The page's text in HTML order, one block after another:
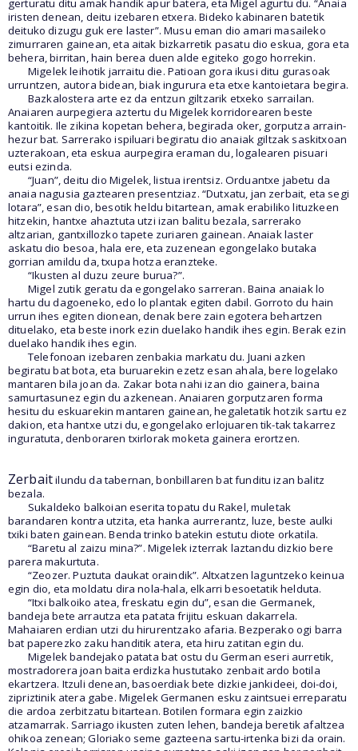
gerturatu ditu amak handik apur batera, eta Migel agurtu du. “Anaia
iristen denean, deitu izebaren etxera. Bideko kabinaren batetik
deituko dizugu guk ere laster”. Musu eman dio amari masaileko
zimurraren gainean, eta aitak bizkarretik pasatu dio eskua, gora eta
behera, birritan, hain berea duen alde egiteko gogo horrekin.
Migelek leihotik jarraitu die. Patioan gora ikusi ditu gurasoak
urruntzen, autora bidean, biak ingurura eta etxe kantoietara begira.
Bazkalostera arte ez da entzun giltzarik etxeko sarrailan.
Anaiaren aurpegiera aztertu du Migelek korridorearen beste
kantoitik. Ile zikina kopetan behera, begirada oker, gorputza arrain-
hezur bat. Sarrerako ispiluari begiratu dio anaiak giltzak saskitxoan
uzterakoan, eta eskua aurpegira eraman du, logalearen pisuari
eutsi ezinda.
“Juan”, deitu dio Migelek, listua irentsiz. Orduantxe jabetu da
anaia nagusia gaztearen presentziaz. “Dutxatu, jan zerbait, eta segi
lotara”, esan dio, besotik heldu bitartean, amak erabiliko lituzkeen
hitzekin, hantxe ahaztuta utzi izan balitu bezala, sarrerako
altzarian, gantxillozko tapete zuriaren gainean. Anaiak laster
askatu dio besoa, hala ere, eta zuzenean egongelako butaka
gorrian amildu da, txupa hotza eranzteke.
“Ikusten al duzu zeure burua?”.
Migel zutik geratu da egongelako sarreran. Baina anaiak lo
hartu du dagoeneko, edo lo plantak egiten dabil. Gorroto du hain
urrun ihes egiten dionean, denak bere zain egotera behartzen
dituelako, eta beste inork ezin duelako handik ihes egin. Berak ezin
duelako handik ihes egin.
Telefonoan izebaren zenbakia markatu du. Juani azken
begiratu bat bota, eta buruarekin ezetz esan ahala, bere logelako
mantaren bila joan da. Zakar bota nahi izan dio gainera, baina
samurtasunez egin du azkenean. Anaiaren gorputzaren forma
hesitu du eskuarekin mantaren gainean, hegaletatik hotzik sartu ez
dakion, eta hantxe utzi du, egongelako erlojuaren tik-tak takarrez
inguratuta, denboraren txirlorak moketa gainera erortzen.
Zerbaitilundu da tabernan, bonbillaren bat funditu izan balitz
bezala.
Sukaldeko balkoian eserita topatu du Rakel, muletak
barandaren kontra utzita, eta hanka aurrerantz, luze, beste aulki
txiki baten gainean. Benda trinko batekin estutu diote orkatila.
“Baretu al zaizu mina?”. Migelek izterrak laztandu dizkio bere
parera makurtuta.
“Zeozer. Puztuta daukat oraindik”. Altxatzen laguntzeko keinua
egin dio, eta moldatu dira nola-hala, elkarri besoetatik helduta.
“Itxi balkoiko atea, freskatu egin du”, esan die Germanek,
bandeja bete arrautza eta patata frijitu eskuan dakarrela.
Mahaiaren erdian utzi du hirurentzako afaria. Bezperako ogi barra
bat paperezko zaku handitik atera, eta hiru zatitan egin du.
Migelek bandejako patata bat ostu du German eseri aurretik,
mostradorera joan baita erdizka hustutako zenbait ardo botila
ekartzera. Itzuli denean, basoerdiak bete dizkie jankideei, doi-doi,
zipriztinik atera gabe. Migelek Germanen esku zaintsuei erreparatu
die ardoa zerbitzatu bitartean. Botilen formara egin zaizkio
atzamarrak. Sarriago ikusten zuten lehen, bandeja beretik afaltzea
ohikoa zenean; Gloriako seme gazteena sartu-irtenka bizi da orain.